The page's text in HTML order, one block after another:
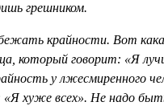
грешником.
крайности. Вот
который говорит: «Я
у лжесмиренного
хуже всех». Не надо